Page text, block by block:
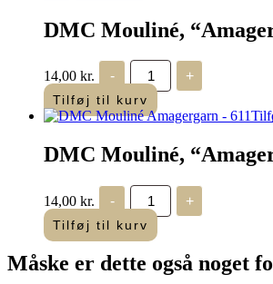
DMC Mouliné,
14,00 kr. -
DMC
Mouliné,
“Amagergarn”
-
613
+
Tilføj til kurv
DMC Mouliné,
14,00 kr. -
DMC
Mouliné,
“Amagergarn”
-
antal
+
Tilføj til kurv
Måske er dette også noget